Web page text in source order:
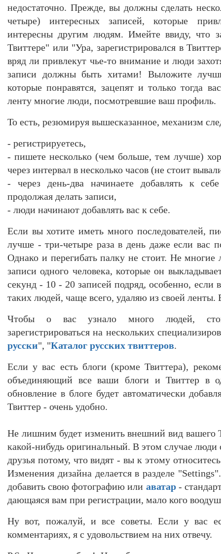
недостаточно. Прежде, вы должны сделать
четыре) интересных записей, которые
интересны другим людям. Имейте ввиду, что
Твиттере" или "Ура, зарегистрировался в
вряд ли привлекут чье-то внимание и люди
записи должны быть хитами! Выложите
которые понравятся, зацепят и только тогда
ленту многие люди, посмотревшие ваш профиль.
То есть, резюмируя вышесказанное, механизм
- регистрируетесь,
- пишете несколько (чем больше, тем лучше)
через интервал в несколько часов (не стоит
- через день-два начинаете добавлять к
продолжая делать записи,
- люди начинают добавлять вас к себе.
Если вы хотите иметь много последователей,
лучше - три-четыре раза в день даже если вас
Однако и перегибать палку не стоит. Не многие
записи одного человека, которые он
секунд - 10 - 20 записей подряд, особенно, если
таких людей, чаще всего, удаляю из своей ленты.
Чтобы о вас узнало много людей,
зарегистрироваться на нескольких
русски", "Каталог русских твиттеров.
Если у вас есть блоги (кроме Твиттера),
объединяющий все ваши блоги и Твиттер в
обновление в блоге будет автоматически
Твиттер - очень удобно.
Не лишним будет изменить внешний вид вашего
какой-нибудь оригинальный. В этом случае люди
друзья потому, что видят - вы к этому
Изменения дизайна делается в разделе
добавить свою фотографию или аватар-
дающаяся вам при регистрации, мало кого
Ну вот, пожалуй, и все советы. Если у вас
комментариях, я с удовольствием на них отвечу.